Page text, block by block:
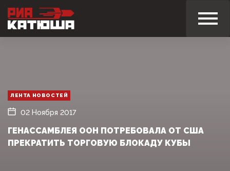
ЛЕНТА НОВОСТЕЙ
02 Ноября 2017
ГЕНАССАМБЛЕЯ ООН ПОТРЕБОВАЛА ОТ США
ПРЕКРАТИТЬ ТОРГОВУЮ БЛОКАДУ КУБЫ‍